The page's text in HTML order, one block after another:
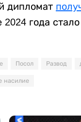
дипломат
2024 года
Посол Развод
насилие